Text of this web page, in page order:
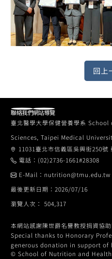
臺北醫學大學保健營養學系
Sciences, Taipei Medical
11031臺北市信義區吳興街250號
電話：(02)2736-1661#28308
瀏覽人次： 504,317
E-Mail：nutrition@tmu.edu.tw
最後更新日期：2026/07/16
聯絡我們網站導覽
本網站感謝陳世爵名譽教授捐資協
Special thanks to Honorary
generous donation in support of
© School of Nutrition and Health